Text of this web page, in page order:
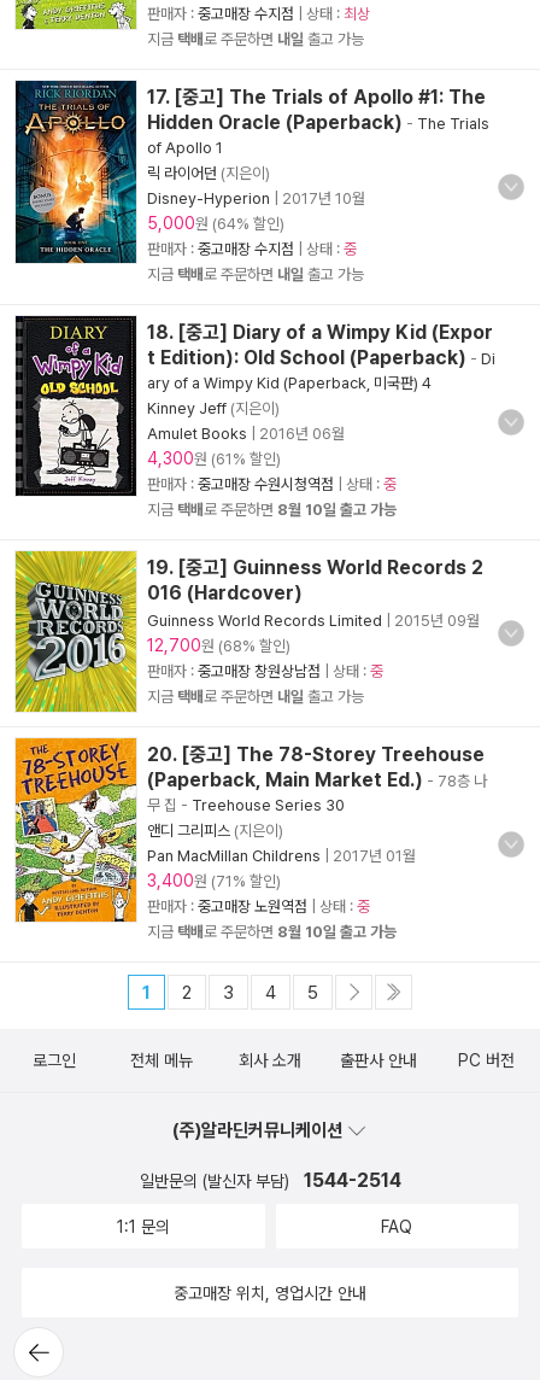
판매자 : 중고매장 수지점 | 상태 : 최상
지금 택배로 주문하면 내일 출고 가능
17. [중고] The Trials of Apollo #1: The
Hidden Oracle (Paperback) - The Trials
of Apollo 1
릭 라이어던 (지은이)
Disney-Hyperion
2017년 10월
5,000원 (64% 할인)
판매자 : 중고매장 수지점 | 상태 : 중
지금 택배로 주문하면 내일 출고 가능
18. [중고] Diary of a Wimpy Kid (Expor
t Edition): Old School (Paperback) - Di
ary of a Wimpy Kid (Paperback, 미국판) 4
Kinney Jeff (지은이)
Amulet Books
2016년 06월
4,300원 (61% 할인)
판매자 : 중고매장 수원시청역점 | 상태 : 중
지금 택배로 주문하면 8월 10일 출고 가능
19. [중고] Guinness World Records 2
016 (Hardcover)
Guinness World Records Limited 2015년 09월
12,700원 (68% 할인)
판매자 : 중고매장 창원상남점 | 상태 : 중
지금 택배로 주문하면 내일 출고 가능
20. [중고] The 78-Storey Treehouse
(Paperback, Main Market Ed.) - 78층 나
무 집 - Treehouse Series 30
앤디 그리피스 (지은이)
Pan MacMillan Childrens
2017년 01월
3,400원 (71% 할인)
판매자 : 중고매장 노원역점 | 상태 : 중
지금 택배로 주문하면 8월 10일 출고 가능
1 2 3 4 5
뒤로가
기
로그인 전체 메뉴 회사 소개 출판사 안내 PC 버전
(주)알라딘커뮤니케이션
일반문의 (발신자 부담) 1544-2514
1:1 문의 FAQ
중고매장 위치, 영업시간 안내